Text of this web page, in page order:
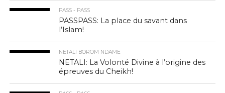
PASS - PASS
PASSPASS: La place du savant dans
l’Islam!
NETALI BOROM NDAME
NETALI: La Volonté Divine à l’origine des
épreuves du Cheikh!